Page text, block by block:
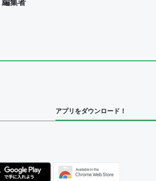
編集者
アプリをダウンロード！